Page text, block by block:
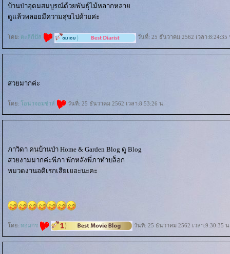
บ้านป่าอุดมสมบูรณ์ด้วยพันธุ์ไม้หลากหลา
ดูแล้วพลอยมีความสุขไปด้วยค่ะ
ดย: ตะลีกีปัส วันที่: 25 ธันวาคม 2562 เวลา:8:24:35
สวยมากค่ะ
ดย: อน่าจอมซ่าส์ วันที่: 25 ธันวาคม 2562 เวลา:8:53:26 น.
ภาวิดา คนบ้านป่า Home & Garden Blog ดู Blog
สวยงามมากค่ะพีภา พักหลังพี่ภาทำบล็อก
หมวดงานอดิเรกเสียเยอะนะคะ
ดย: หอมกร วันที่: 25 ธันวาคม 2562 เวลา:9:30:35